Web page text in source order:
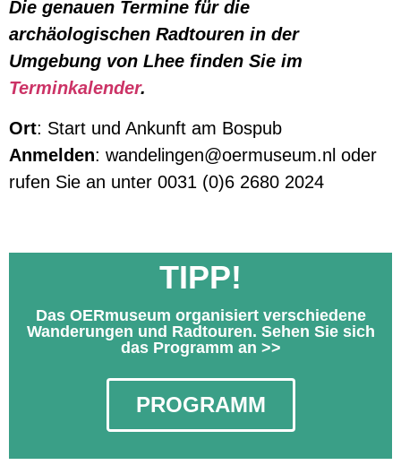
Die genauen Termine für die
archäologischen Radtouren in der
Umgebung von Lhee finden Sie im
Terminkalender.
Ort: Start und Ankunft am Bospub
Anmelden: wandelingen@oermuseum.nl oder
rufen Sie an unter 0031 (0)6 2680 2024
TIPP!
Das OERmuseum organisiert verschiedene
Wanderungen und Radtouren. Sehen Sie sich
das Programm an >>
PROGRAMM